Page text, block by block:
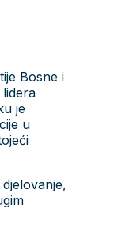
Bosne i
je
u